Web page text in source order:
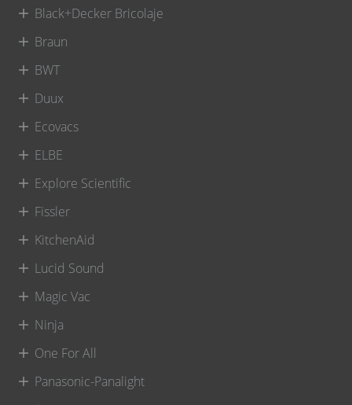
Black+Decker Bricolaje
Braun
BWT
Duux
Ecovacs
ELBE
Explore Scientific
Fissler
KitchenAid
Lucid Sound
Magic Vac
Ninja
One For All
Panasonic-Panalight